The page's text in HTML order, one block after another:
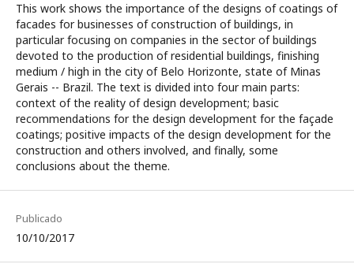
This work shows the importance of the designs of coatings of
facades for businesses of construction of buildings, in
particular focusing on companies in the sector of buildings
devoted to the production of residential buildings, finishing
medium / high in the city of Belo Horizonte, state of Minas
Gerais -- Brazil. The text is divided into four main parts:
context of the reality of design development; basic
recommendations for the design development for the façade
coatings; positive impacts of the design development for the
construction and others involved, and finally, some
conclusions about the theme.
Publicado
10/10/2017